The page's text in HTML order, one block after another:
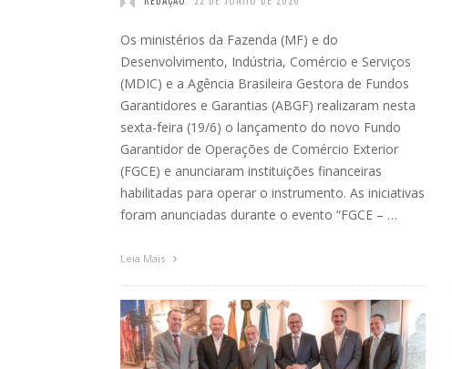
Os ministérios da Fazenda (MF) e do
Desenvolvimento, Indústria, Comércio e Serviços
(MDIC) e a Agência Brasileira Gestora de Fundos
Garantidores e Garantias (ABGF) realizaram nesta
sexta-feira (19/6) o lançamento do novo Fundo
Garantidor de Operações de Comércio Exterior
(FGCE) e anunciaram instituições financeiras
habilitadas para operar o instrumento. As iniciativas
foram anunciadas durante o evento “FGCE – …
Leia Mais